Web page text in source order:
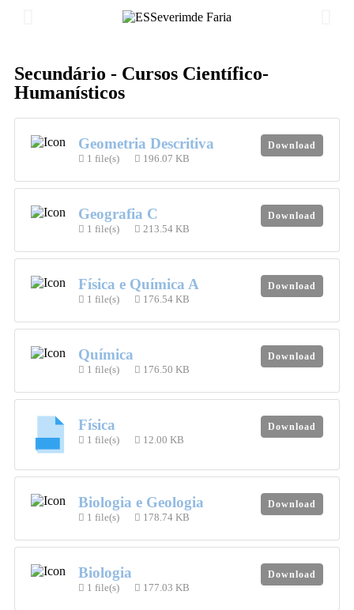
Secundário - Cursos Científico-
Humanísticos
Geometria Descritiva
1 file(s) 196.07 KB
Download
Geografia C
1 file(s) 213.54 KB
Download
Física e Química A
1 file(s) 176.54 KB
Download
Química
1 file(s) 176.50 KB
Download
Física
1 file(s) 12.00 KB
Download
Biologia e Geologia
1 file(s) 178.74 KB
Download
Biologia
1 file(s) 177.03 KB
Download